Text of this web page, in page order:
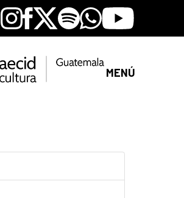
Instagram
Facebook
X SpotifyWhatsapp
Youtube
MENÚ